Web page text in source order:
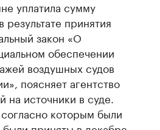
уплатила сумму
принятия
закон «О
обеспечении
воздушных судов
поясняет агентство
источники в суде.
которым были